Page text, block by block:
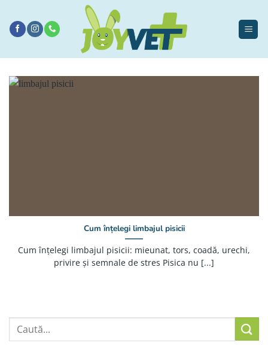
conținut
Cum înțelegi limbajul pisicii
Cum înțelegi limbajul pisicii: mieunat, tors, coadă, urechi,
privire și semnale de stres Pisica nu [...]